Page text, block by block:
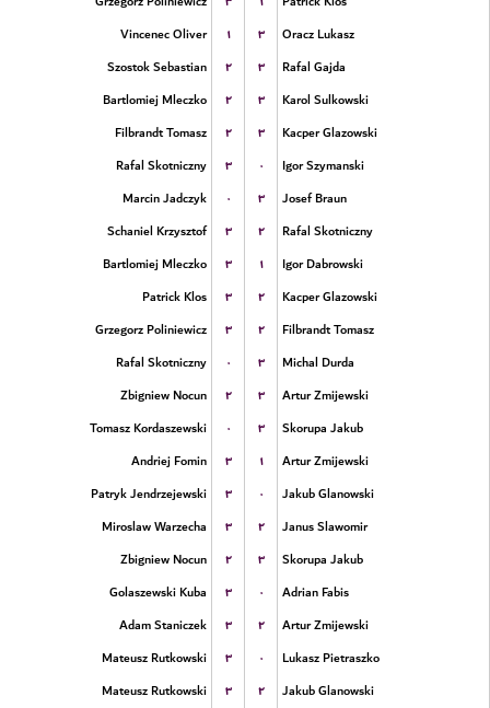
Vincenec Oliver
۱ ۳
Oracz Lukasz
Szostok Sebastian
۲ ۳
Rafal Gajda
Bartlomiej Mleczko
۲ ۳
Karol Sulkowski
Filbrandt Tomasz
۲ ۳
Kacper Glazowski
Rafal Skotniczny
۳ ۰
Igor Szymanski
Marcin Jadczyk
۰ ۳
Josef Braun
Schaniel Krzysztof
۳ ۲
Rafal Skotniczny
Bartlomiej Mleczko
۳ ۱
Igor Dabrowski
Patrick Klos
۳ ۲
Kacper Glazowski
Grzegorz Poliniewicz
۳ ۲
Filbrandt Tomasz
Rafal Skotniczny
۰ ۳
Michal Durda
Zbigniew Nocun
۲ ۳
Artur Zmijewski
Tomasz Kordaszewski
۰ ۳
Skorupa Jakub
Andriej Fomin
۳ ۱
Artur Zmijewski
Patryk Jendrzejewski
۳ ۰
Jakub Glanowski
Miroslaw Warzecha
۳ ۲
Janus Slawomir
Zbigniew Nocun
۲ ۳
Skorupa Jakub
Golaszewski Kuba
۳ ۰
Adrian Fabis
Adam Staniczek
۳ ۲
Artur Zmijewski
Mateusz Rutkowski
۳ ۰
Lukasz Pietraszko
Mateusz Rutkowski
۳ ۲
Jakub Glanowski